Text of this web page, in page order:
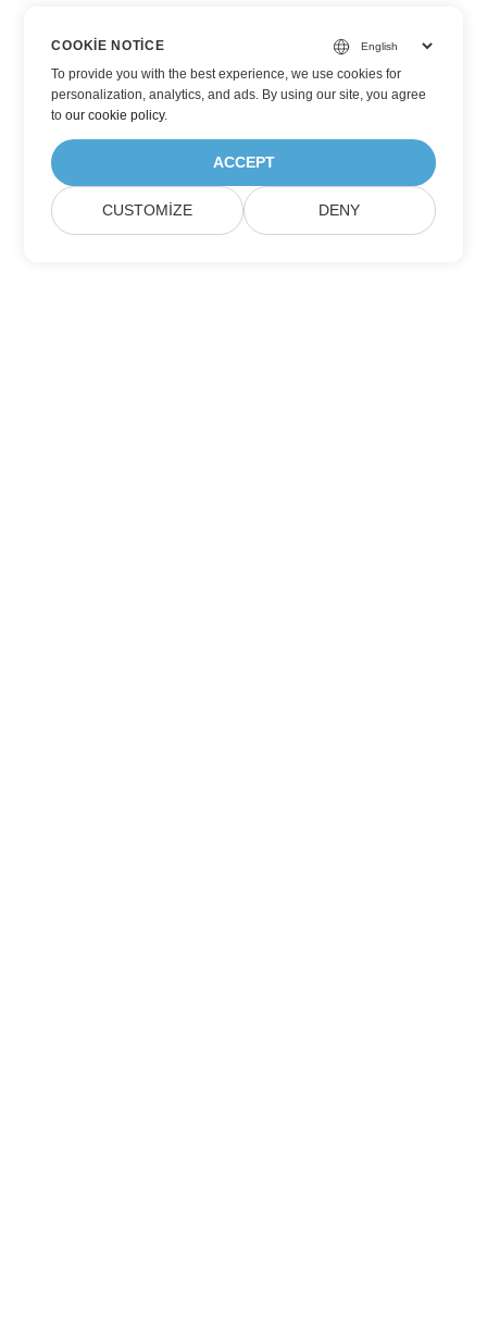
COOKIE NOTICE
To provide you with the best experience, we use cookies for
personalization, analytics, and ads. By using our site, you agree
toour cookie policy.
ACCEPT
CUSTOMIZE DENY